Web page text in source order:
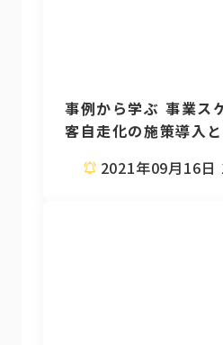
事例から学ぶ 事業ス
客自走化の施策導入
2021年09月16